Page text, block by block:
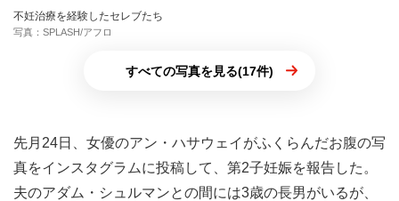
不妊治療を経験したセレブたち
写真：SPLASH/アフロ
すべての写真を見る(17件)
先月24日、女優のアン・ハサウェイがふくらんだお腹の写
真をインスタグラムに投稿して、第2子妊娠を報告した。
夫のアダム・シュルマンとの間には3歳の長男がいるが、